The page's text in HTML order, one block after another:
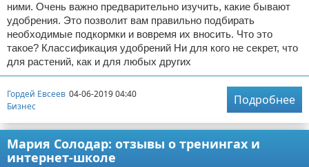
ними. Очень важно предварительно изучить, какие бывают
удобрения. Это позволит вам правильно подбирать
необходимые подкормки и вовремя их вносить. Что это
такое? Классификация удобрений Ни для кого не секрет, что
для растений, как и для любых других
Гордей Евсеев 04-06-2019 04:40
Бизнес
Подробнее
Мария Солодар: отзывы о тренингах и
интернет-школе